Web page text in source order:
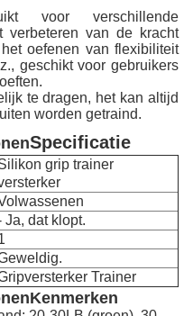
voor verschillende
verbeteren van de kracht
oefenen van flexibiliteit
geschikt voor gebruikers
te dragen, het kan altijd
worden getraind.
Specificatie
grip trainer
Ja, dat klopt.
Trainer
Kenmerken